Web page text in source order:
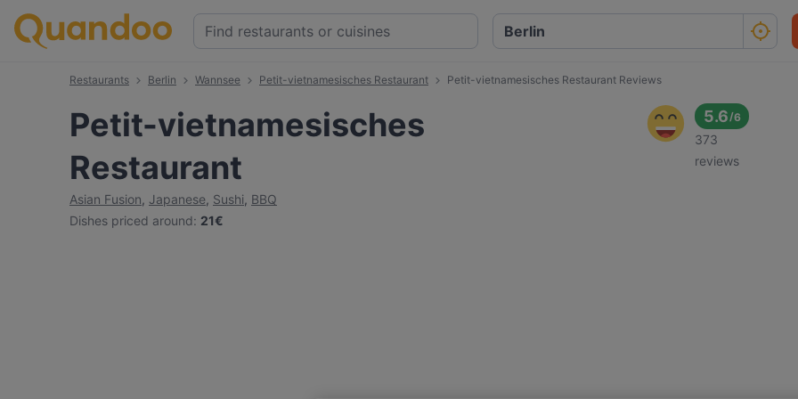
Restaurants Berlin Wannsee Petit-vietnamesisches Restaurant Petit-vietnamesisches Restaurant Reviews
Petit-vietnamesisches
Restaurant
Asian Fusion, Japanese, Sushi, BBQ
Dishes priced around: 21€
5.6/6
373
reviews